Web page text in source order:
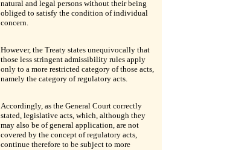
natural and legal persons without their being
obliged to satisfy the condition of individual
concern.
However, the Treaty states unequivocally that
those less stringent admissibility rules apply
only to a more restricted category of those acts,
namely the category of regulatory acts.
Accordingly, as the General Court correctly
stated, legislative acts, which, although they
may also be of general application, are not
covered by the concept of regulatory acts,
continue therefore to be subject to more